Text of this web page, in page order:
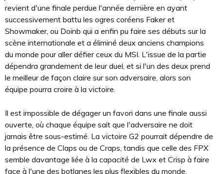
revient d'une finale perdue l'année dernière en ayant
successivement battu les ogres coréens Faker et
Showmaker, ou Doinb qui a enfin pu faire ses débuts sur la
scène internationale et a éliminé deux anciens champions
du monde pour aller défier ceux du MSI. L'issue de la partie
dépendra grandement de leur duel, et si l'un des deux prend
le meilleur de façon claire sur son adversaire, alors son
équipe pourra croire à la victoire.
Il est impossible de dégager un favori dans une finale aussi
ouverte, où chaque équipe sait que l'adversaire ne doit
jamais être sous-estimé. La victoire G2 pourrait dépendre de
la présence de Claps ou de Craps, tandis que celle des FPX
semble davantage liée à la capacité de Lwx et Crisp à faire
face à l'une des botlanes les plus flexibles du monde.